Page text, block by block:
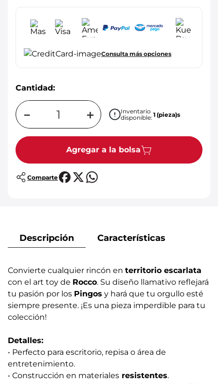
Consulta más opciones
Cantidad:
＋
－
Inventario
disponible: 1 (pieza)s
Agregar a la bolsa
Comparte
Descripción Características
Convierte cualquier rincón en territorio escarlata
con el art toy de Rocco. Su diseño llamativo reflejará
tu pasión por los Pingos y hará que tu orgullo esté
siempre presente. ¡Es una pieza imperdible para tu
colección!
Detalles:
• Perfecto para escritorio, repisa o área de
entretenimiento.
• Construcción en materiales resistentes.